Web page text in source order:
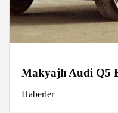
Makyajlı Audi Q5
Haberler